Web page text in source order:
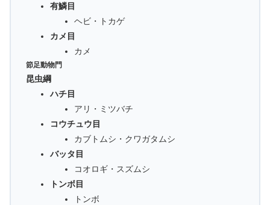
有鱗目
ヘビ・トカゲ
カメ目
カメ
節足動物門
昆虫綱
ハチ目
アリ・ミツバチ
コウチュウ目
カブトムシ・クワガタムシ
バッタ目
コオロギ・スズムシ
トンボ目
トンボ